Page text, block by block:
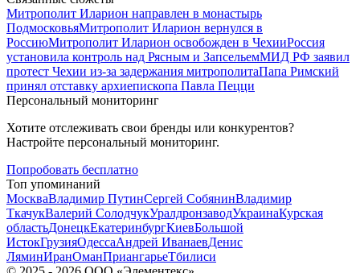
Митрополит Иларион направлен в монастырь
ПодмосковьяМитрополит Иларион вернулся в
РоссиюМитрополит Иларион освобожден в ЧехииРоссия
установила контроль над Рясным и ЗапсельемМИД РФ заявил
протест Чехии из-за задержания митрополитаПапа Римский
принял отставку архиепископа Павла Пецци
Персональный мониторинг
Хотите отслеживать свои бренды или конкурентов?
Настройте персональный мониторинг.
Попробовать бесплатно
Топ упоминаний
МоскваВладимир ПутинСергей СобянинВладимир
ТкачукВалерий СолодчукУралдронзаводУкраинаКурская
областьДонецкЕкатеринбургКиевБольшой
ИстокГрузияОдессаАндрей ИванаевДенис
ЛяминИранОманПриангарьеТбилиси